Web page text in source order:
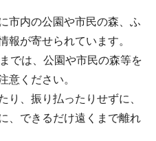
市内の公園や市民の森、ふ
報が寄せられています。
では、公園や市民の森等を
意ください。
り、振り払ったりせずに、
、できるだけ遠くまで離れ